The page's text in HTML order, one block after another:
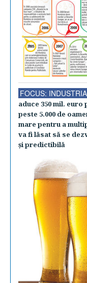
FOCUS:
aduce 350 mil. euro
peste 5.000 de
mare pentru a
va fi lăsat să se
şi predictibilă